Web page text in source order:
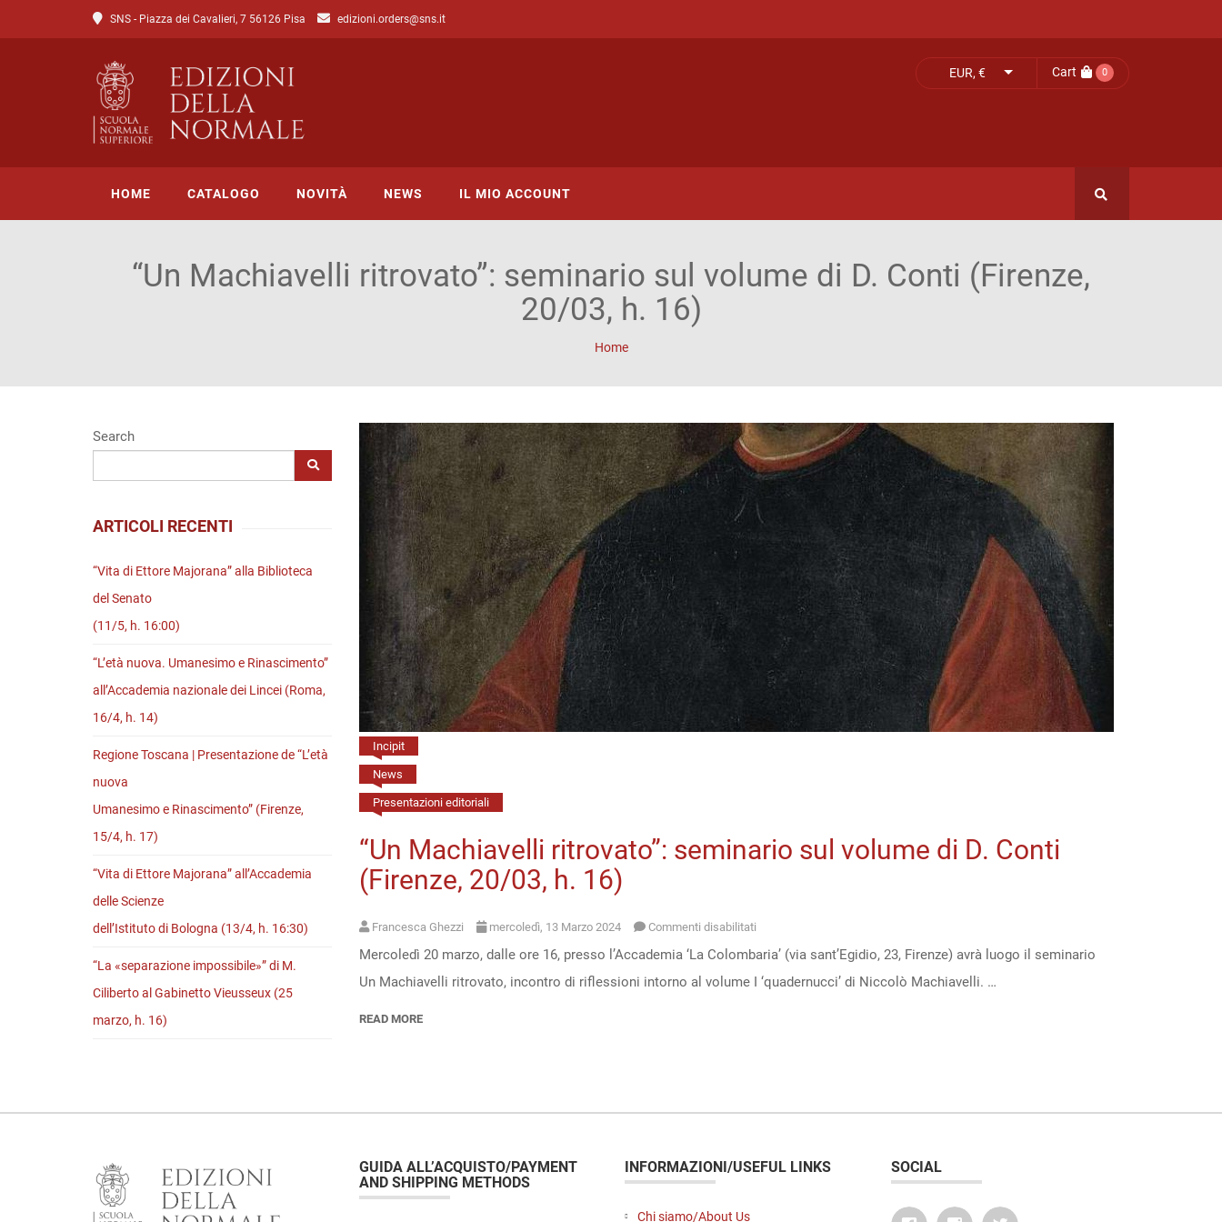
SNS - Piazza dei Cavalieri, 7 56126 Pisa edizioni.orders@sns.it
EUR, € Cart 0
HOME CATALOGO
Tutto il catalogo
Incipit
NOVITÀ NEWS IL MIO ACCOUNT
“Un Machiavelli ritrovato”: seminario sul volume di D. Conti (Firenze,
20/03, h. 16)
Home
Incipit
News
Presentazioni editoriali
“Un Machiavelli ritrovato”: seminario sul volume di D. Conti
(Firenze, 20/03, h. 16)
Francesca Ghezzi mercoledì, 13 Marzo 2024 Commenti disabilitati
“Un
Machiavelli
di
Conti
Mercoledì 20 marzo, dalle ore 16, presso l’Accademia ‘La Colombaria’ (via sant’Egidio, 23, Firenze) avrà luogo il seminario
Un Machiavelli ritrovato, incontro di riflessioni intorno al volume I ‘quadernucci’ di Niccolò Machiavelli. …
READ MORE
Search
ARTICOLI RECENTI
“Vita di Ettore Majorana” alla Biblioteca
del Senato
(11/5, h. 16:00)
“L’età nuova. Umanesimo e Rinascimento”
all’Accademia nazionale dei Lincei (Roma,
16/4, h. 14)
Regione Toscana | Presentazione de “L’età
nuova
Umanesimo e Rinascimento” (Firenze,
15/4, h. 17)
“Vita di Ettore Majorana” all’Accademia
delle Scienze
dell’Istituto di Bologna (13/4, h. 16:30)
“La «separazione impossibile»” di M.
Ciliberto al Gabinetto Vieusseux (25
marzo, h. 16)
GUIDA ALL’ACQUISTO/PAYMENT
AND SHIPPING METHODS
INFORMAZIONI/USEFUL LINKS
Chi siamo/About Us
SOCIAL